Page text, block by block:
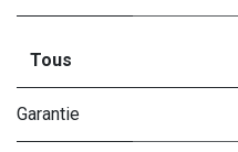
Tous
Garantie